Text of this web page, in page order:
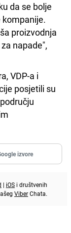
da se bolje
proizvodnja
napade",
VDP-a i
posjetili su
izvore
| iOS i društvenih
ViberChata.